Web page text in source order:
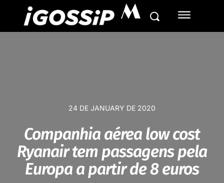
M
24 DE JANUARY DE 2020
Companhia aérea low cost
Ryanair tem passagens pela
Europa a partir de 8 euros